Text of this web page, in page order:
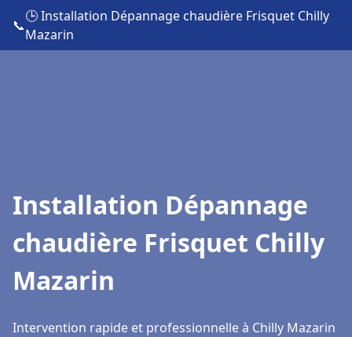
📞
🕒 Installation Dépannage chaudière Frisquet Chilly
Mazarin
Installation Dépannage
chaudière Frisquet Chilly
Mazarin
Intervention rapide et professionnelle à Chilly Mazarin